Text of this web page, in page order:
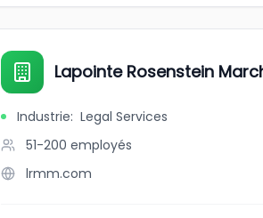
Lapointe Rosenstein
Industrie: Legal Services
51-200 employés
lrmm.com